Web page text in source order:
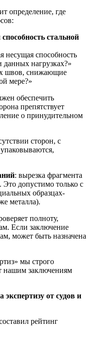
определение, где
стальной
несущая способность
нагрузках?»
швов, снижающие
мере?»
обеспечить
препятствует
о принудительном
сторон, с
: вырезка фрагмента
допустимо только с
образцах-
металла).
полноту,
Если заключение
может быть назначена
мы строго
нашим заключениям
от судов и
рейтинг